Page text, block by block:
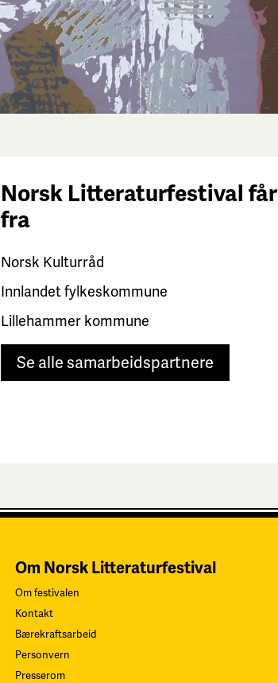
Norsk Litteraturfestival får
fra
Norsk Kulturråd
Innlandet fylkeskommune
Lillehammer kommune
Se alle samarbeidspartnere
Om Norsk Litteraturfestival
Om festivalen
Kontakt
Bærekraftsarbeid
Personvern
Presserom